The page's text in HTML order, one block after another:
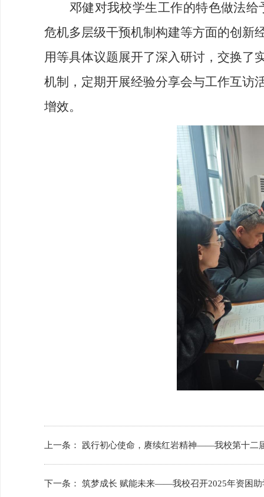
邓健对我校学生工作的特色做法
危机多层级干预机制构建等方面的创新
用等具体议题展开了深入研讨，交换了
机制，定期开展经验分享会与工作互访
增效。
上一条： 践行初心使命，赓续红岩精神——我校第十二
下一条： 筑梦成长 赋能未来——我校召开2025年资困助